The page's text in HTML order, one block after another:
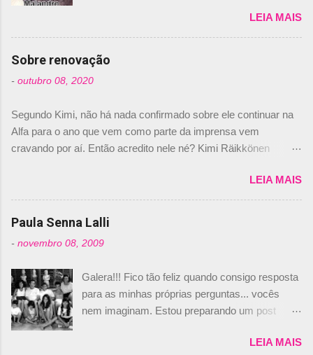
de abril –, afirmando que Nelson Piquet havia
comprado 15% das ações da Campos, dando,
com isso, um lugar no time a Nelsinho Piquet,
foi esclarecida de uma vez por todas por
Daniele Audetto, diretor da escuderia. O
não será o companheiro de Bruno Senna em
2010. "Na verdade, nós recebemos uma oferta
de Piquet", admitiu Audetto. “Mas depois de ter
dois brasileiros”, explicou, dizendo ainda que
não tem nada contra o filho do tricampeão
Nelson Piquet. “Ele é um bom piloto, rápido e
experiente.” Audetto disse ainda que a suposta
não corresponde à realidade. “O suposto 15%
de investimento seria menor do que aquilo que
outros pilotos podem trazer: italianos, r...
LEIA MAIS
Sobre renovação
- outubro 08, 2020
Segundo Kimi, não há nada confirmado sobre ele continuar na
Alfa para o ano que vem como parte da imprensa vem
cravando por aí. Então acredito nele né? Kimi Räikkönen
truth but I’ve never had an option in my contract so that’s
should, pretty much, tell you that it’s not true." #Kimi7 #EifelGP
#AlfaRomeoRacing pic.twitter.com/77EDVn39Ia — Kimi
Romain falando sobre o fato do Iceman estar há tantos anos na
@RGrosjean ! #EifelGP 🇩🇪 #F1
pic.twitter.com/GSAu1LWnwW — Formula 1 (@F1) October 8,
2020 Beijinhos, Ludy
LEIA MAIS
Paula Senna Lalli
- novembro 08, 2009
Galera!!! Fico tão feliz quando consigo resposta
para as minhas próprias perguntas... vocês
nem imaginam. Estou preparando um post
nunca falei sobre ela, aqui no Octeto. No meio
LEIA MAIS